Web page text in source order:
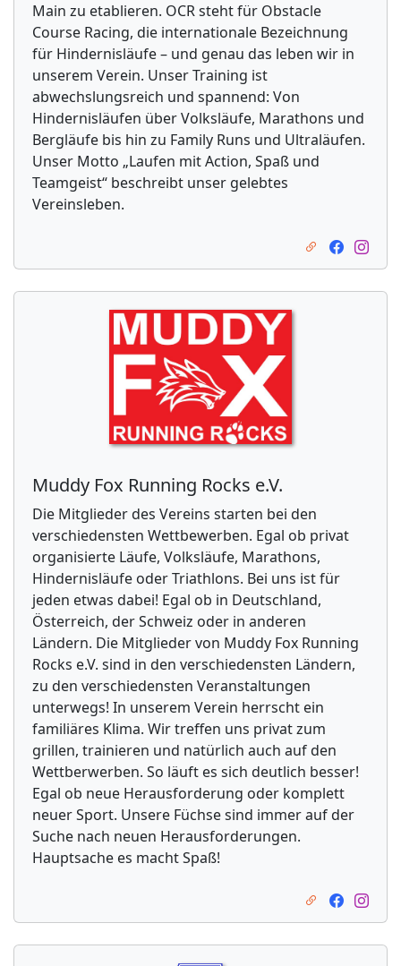
Main zu etablieren. OCR steht für Obstacle
Course Racing, die internationale Bezeichnung
für Hindernisläufe – und genau das leben wir in
unserem Verein. Unser Training ist
abwechslungsreich und spannend: Von
Hindernisläufen über Volksläufe, Marathons und
Bergläufe bis hin zu Family Runs und Ultraläufen.
Unser Motto „Laufen mit Action, Spaß und
Teamgeist“ beschreibt unser gelebtes
Vereinsleben.
Muddy Fox Running Rocks e.V.
Die Mitglieder des Vereins starten bei den
verschiedensten Wettbewerben. Egal ob privat
organisierte Läufe, Volksläufe, Marathons,
Hindernisläufe oder Triathlons. Bei uns ist für
jeden etwas dabei! Egal ob in Deutschland,
Österreich, der Schweiz oder in anderen
Ländern. Die Mitglieder von Muddy Fox Running
Rocks e.V. sind in den verschiedensten Ländern,
zu den verschiedensten Veranstaltungen
unterwegs! In unserem Verein herrscht ein
familiäres Klima. Wir treffen uns privat zum
grillen, trainieren und natürlich auch auf den
Wettberwerben. So läuft es sich deutlich besser!
Egal ob neue Herausforderung oder komplett
neuer Sport. Unsere Füchse sind immer auf der
Suche nach neuen Herausforderungen.
Hauptsache es macht Spaß!